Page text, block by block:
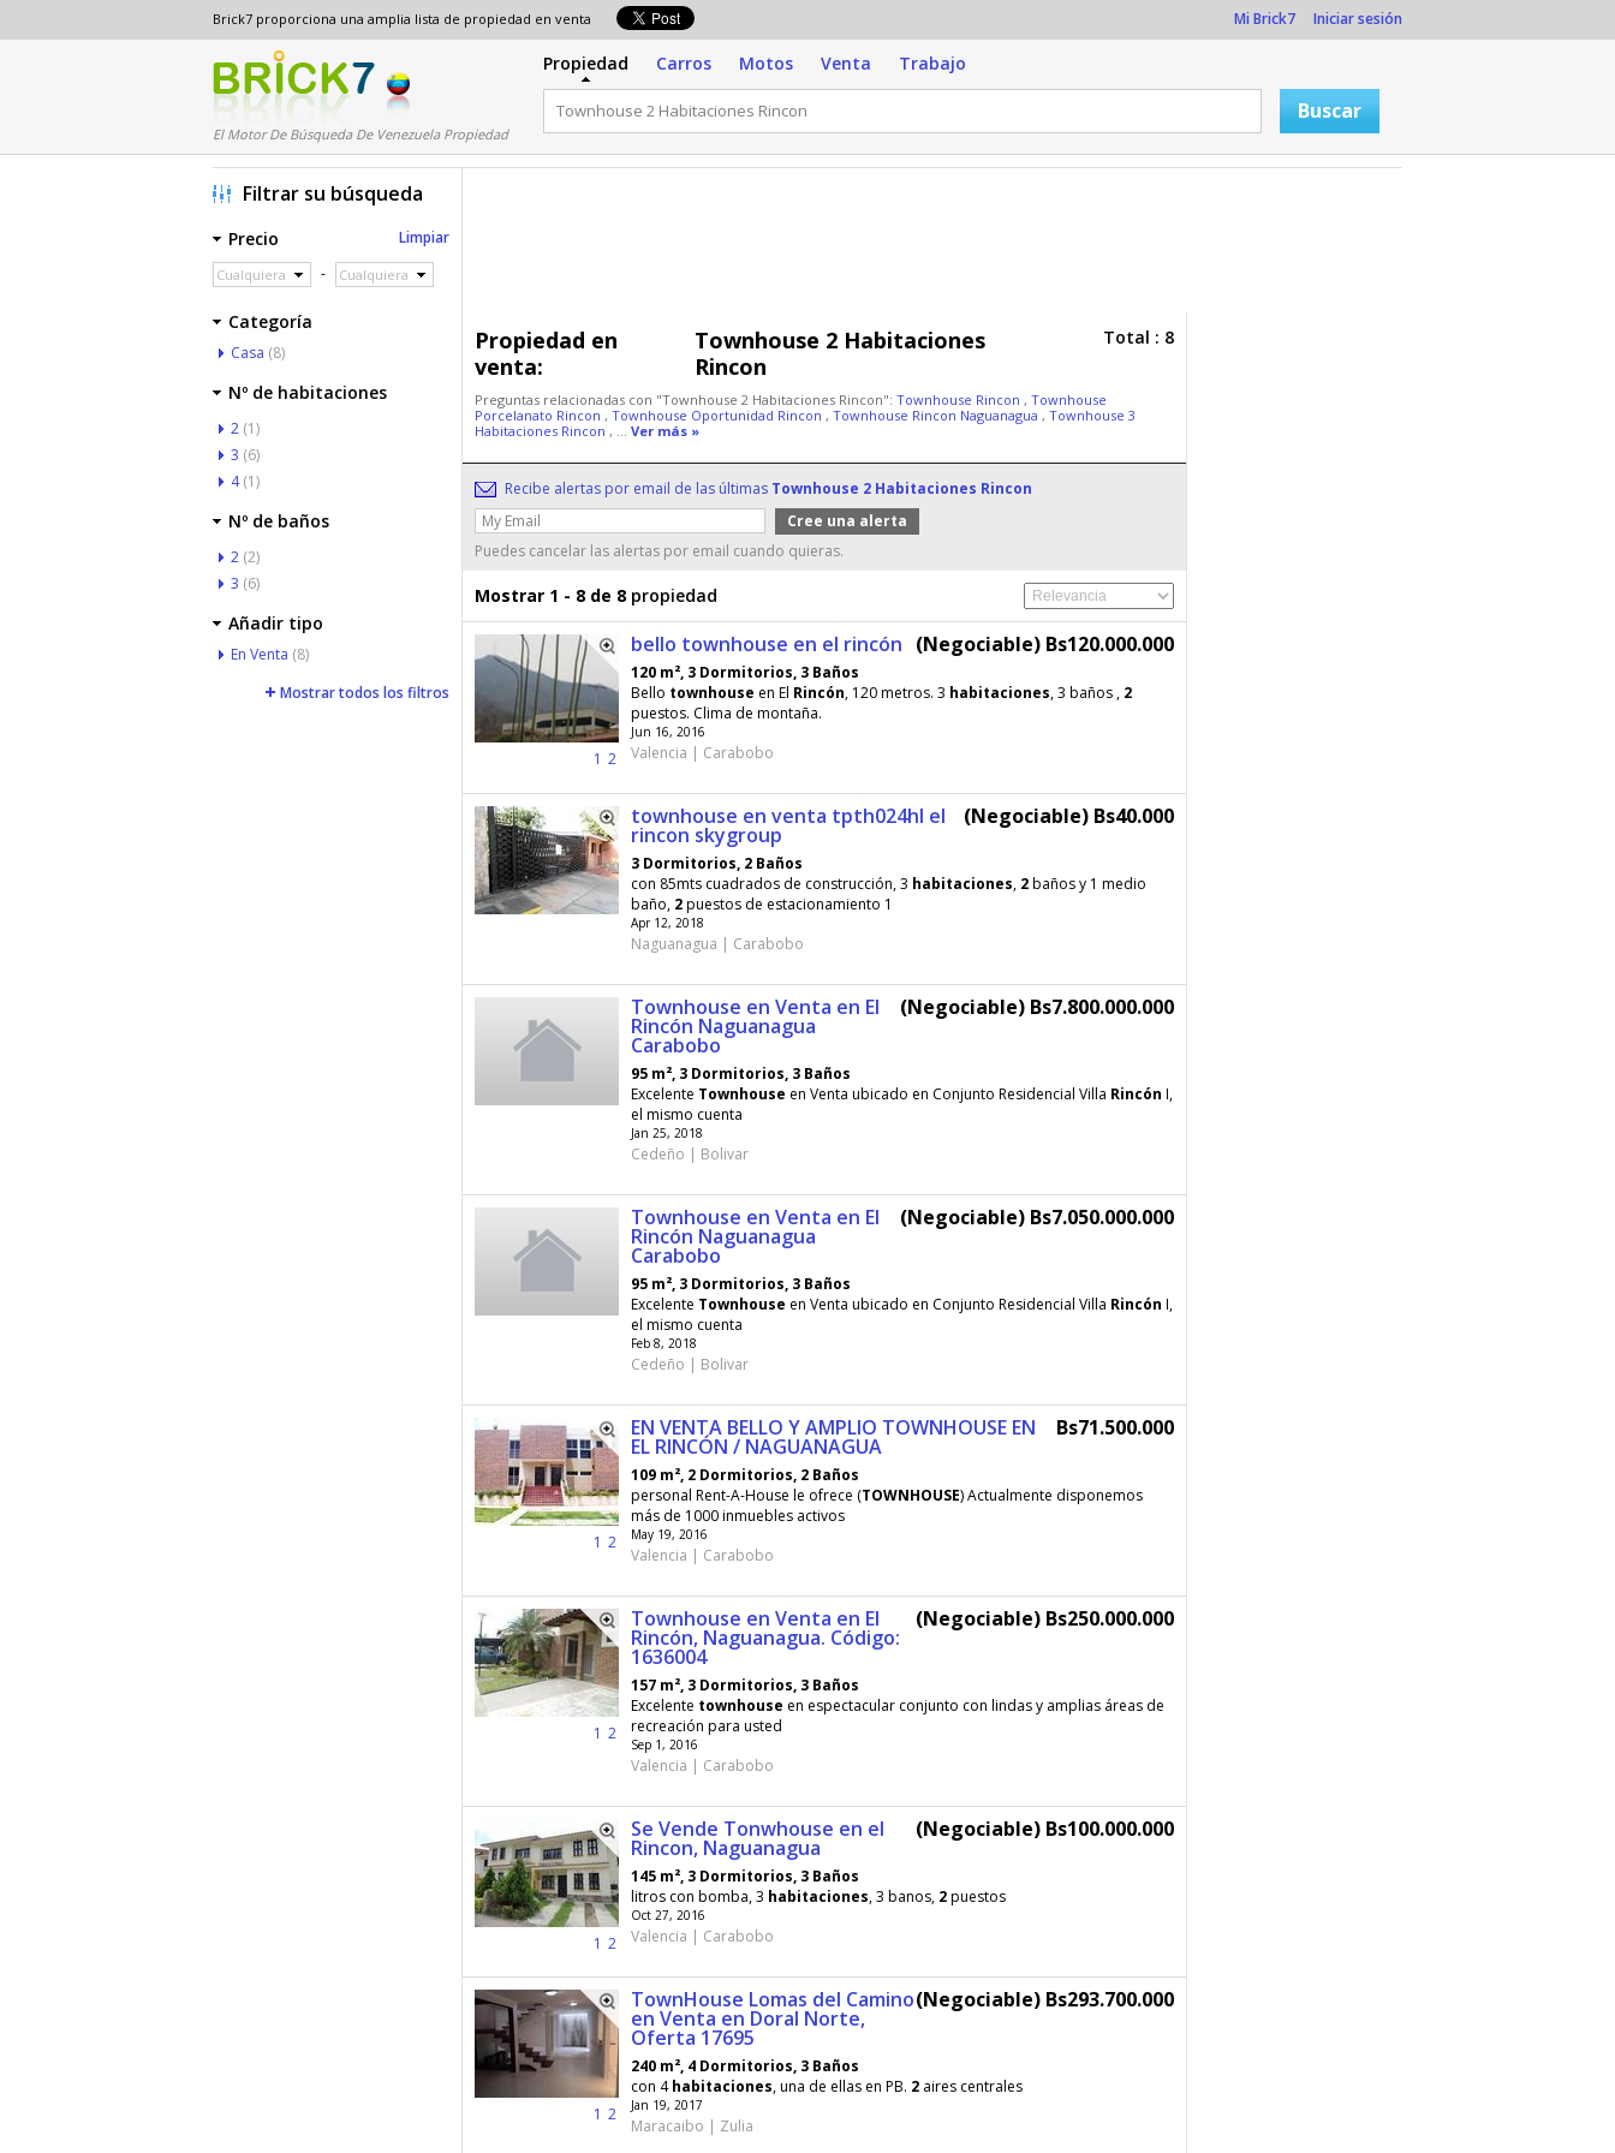
Brick7 proporciona una amplia lista de propiedad en venta Mi Brick7 Iniciar sesión
El Motor De Búsqueda De Venezuela Propiedad
Propiedad Carros Motos Venta Trabajo
Propiedad en
venta:
Townhouse 2 Habitaciones
Rincon
Total : 8
Preguntas relacionadas con "Townhouse 2 Habitaciones Rincon": Townhouse Rincon , Townhouse
Porcelanato Rincon , Townhouse Oportunidad Rincon , Townhouse Rincon Naguanagua , Townhouse 3
Habitaciones Rincon , ... Ver más »
Recibe alertas por email de las últimas Townhouse 2 Habitaciones Rincon
Puedes cancelar las alertas por email cuando quieras.
Mostrar 1 - 8 de 8 propiedad
1 2
bello townhouse en el rincón (Negociable) Bs120.000.000
120 m², 3 Dormitorios, 3 Baños
Bello townhouse en El Rincón, 120 metros. 3 habitaciones, 3 baños , 2
puestos. Clima de montaña.
Jun 16, 2016
Valencia | Carabobo
townhouse en venta tpth024hl el
rincon skygroup
(Negociable) Bs40.000
3 Dormitorios, 2 Baños
con 85mts cuadrados de construcción, 3 habitaciones, 2baños y 1 medio
baño, 2puestos de estacionamiento 1
Apr 12, 2018
Naguanagua | Carabobo
Townhouse en Venta en El
Rincón Naguanagua
Carabobo
(Negociable) Bs7.800.000.000
95 m², 3 Dormitorios, 3 Baños
Excelente Townhouse en Venta ubicado en Conjunto Residencial Villa Rincón I,
el mismo cuenta
Jan 25, 2018
Cedeño | Bolivar
Townhouse en Venta en El
Rincón Naguanagua
Carabobo
(Negociable) Bs7.050.000.000
95 m², 3 Dormitorios, 3 Baños
Excelente Townhouse en Venta ubicado en Conjunto Residencial Villa Rincón I,
el mismo cuenta
Feb 8, 2018
Cedeño | Bolivar
1 2
EN VENTA BELLO Y AMPLIO TOWNHOUSE EN
EL RINCÓN / NAGUANAGUA
Bs71.500.000
109 m², 2 Dormitorios, 2 Baños
personal Rent-A-House le ofrece (TOWNHOUSE) Actualmente disponemos
más de 1000 inmuebles activos
May 19, 2016
Valencia | Carabobo
1 2
Townhouse en Venta en El
Rincón, Naguanagua. Código:
1636004
(Negociable) Bs250.000.000
157 m², 3 Dormitorios, 3 Baños
Excelente townhouse en espectacular conjunto con lindas y amplias áreas de
recreación para usted
Sep 1, 2016
Valencia | Carabobo
1 2
Se Vende Tonwhouse en el
Rincon, Naguanagua
(Negociable) Bs100.000.000
145 m², 3 Dormitorios, 3 Baños
litros con bomba, 3 habitaciones, 3 banos, 2puestos
Oct 27, 2016
Valencia | Carabobo
1 2
TownHouse Lomas del Camino
en Venta en Doral Norte,
Oferta 17695
(Negociable) Bs293.700.000
240 m², 4 Dormitorios, 3 Baños
con 4habitaciones, una de ellas en PB. 2 aires centrales
Jan 19, 2017
Maracaibo | Zulia
Filtrar su búsqueda
Precio Limpiar
Cualquiera - Cualquiera
Categoría
Casa (8)
Nº de habitaciones
2 (1)
3 (6)
4(1)
Nº de baños
2 (2)
3 (6)
Añadir tipo
En Venta (8)
Mostrar todos los filtros